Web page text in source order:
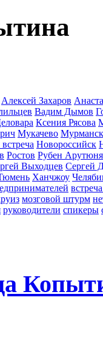
Алексей Захаров
Вадим Дымов
Ксения Рясова
Мукачево Мурманск
Новороссийск
Ростов Рубен
Выходцев Сергей
Ханчжоу
мозговой штурм
руководители спикеры